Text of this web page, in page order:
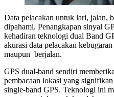
Data pelacakan untuk lari, jalan,
dipahami. Penangkapan sinyal
kehadiran teknologi dual Band
akurasi data pelacakan
maupun berjalan.
GPS dual-band sendiri
pembacaan lokasi yang
single-band GPS. Teknologi ini